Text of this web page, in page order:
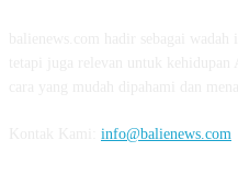
info@balienews.com